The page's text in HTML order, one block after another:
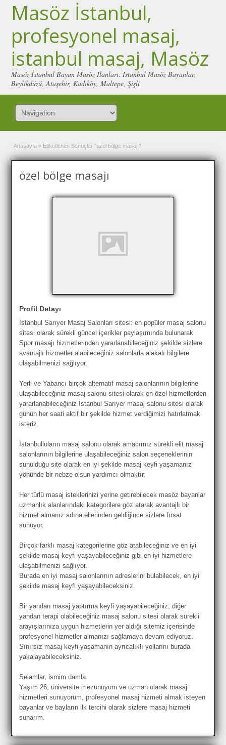
Masöz İstanbul,
profesyonel masaj,
istanbul masaj, Masöz
Masöz İstanbul Bayan Masöz İlanları. İstanbul Masöz Bayanlar,
Beylikdüzü, Ataşehir, Kadıköy, Maltepe, Şişli
Anasayfa » Etiketlenen Sonuçlar "özel bölge masajı"
özel bölge masajı
Profil Detayı
İstanbul Sarıyer Masaj Salonları sitesi: en popüler masaj salonu
sitesi olarak sürekli güncel içerikler paylaşımında bulunarak
Spor masajı hizmetlerinden yararlanabileceğiniz şekilde sizlere
avantajlı hizmetler alabileceğiniz salonlarla alakalı bilgilere
ulaşabilmenizi sağlıyor.
Yerli ve Yabancı birçok alternatif masaj salonlarının bilgilerine
ulaşabileceğiniz masaj salonu sitesi olarak en özel hizmetlerden
yararlanabileceğiniz İstanbul Sarıyer masaj salonu sitesi olarak
günün her saati aktif bir şekilde hizmet verdiğimizi hatırlatmak
isteriz.
İstanbulluların masaj salonu olarak amacımız sürekli elit masaj
salonlarının bilgilerine ulaşabileceğiniz salon seçeneklerinin
sunulduğu site olarak en iyi şekilde masaj keyfi yaşamanız
yönünde bir nebze olsun yardımcı olmaktır.
Her türlü masaj isteklerinizi yerine getirebilecek masöz bayanlar
uzmanlık alanlarındaki kategorilere göz atarak avantajlı bir
hizmet almanız adına ellerinden geldiğince sizlere fırsat
sunuyor.
Birçok farklı masaj kategorilerine göz atabileceğiniz ve en iyi
şekilde masaj keyfi yaşayabileceğiniz gibi en iyi hizmetlere
ulaşabilmenizi sağlıyor.
Burada en iyi masaj salonlarının adreslerini bulabilecek, en iyi
şekilde masaj keyfi yaşayabileceksiniz.
Bir yandan masaj yaptırma keyfi yaşayabileceğiniz, diğer
yandan terapi olabileceğiniz masaj salonu sitesi olarak sürekli
arayışlarınıza uygun hizmetlerin yer aldığı sitemiz içerisinde
profesyonel hizmetler almanızı sağlamaya devam ediyoruz.
Sınırsız masaj keyfi yaşamanın ayrıcalıklı yollarını burada
yakalayabileceksiniz.
Selamlar, ismim damla.
Yaşım 26, üniversite mezunuyum ve uzman olarak masaj
hizmetleri sunuyorum, profesyonel masaj hizmeti almak isteyen
bayanlar ve bayların ilk tercihi olarak sizlere masaj hizmeti
sunarım.